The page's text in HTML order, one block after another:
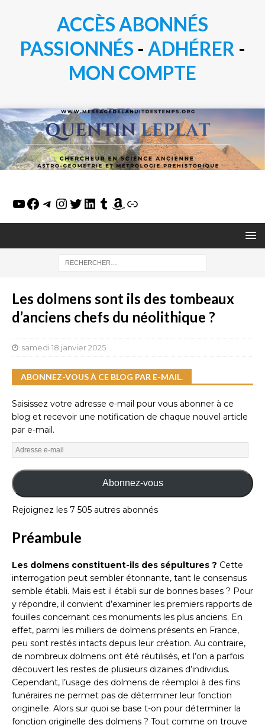
ACCÈS ABONNÉS
PASSIONNÉS - ADHÉRER -
MON COMPTE
Les dolmens sont ils des tombeaux
d’anciens chefs du néolithique ?
samedi 18 janvier 2025
ABONNEZ-VOUS À CE BLOG PAR E-MAIL.
Saisissez votre adresse e-mail pour vous abonner à ce
blog et recevoir une notification de chaque nouvel article
par e-mail.
Abonnez-vous
Rejoignez les 7 505 autres abonnés
Préambule
Les dolmens constituent-ils des sépultures ? Cette
interrogation peut sembler étonnante, tant le consensus
semble établi. Mais est il établi sur de bonnes bases ? Pour
y répondre, il convient d’examiner les premiers rapports de
fouilles concernant ces monuments les plus anciens. En
effet, parmi les milliers de dolmens présents en France,
peu sont restés intacts depuis leur création. Au contraire,
de nombreux dolmens ont été réutilisés, et l’on a parfois
découvert les restes de plusieurs dizaines d’individus.
Cependant, l’usage des dolmens de réemploi à des fins
funéraires ne permet pas de déterminer leur fonction
originelle. Alors sur quoi se base t-on pour déterminer la
fonction originelle des dolmens ? Tout comme on trouve